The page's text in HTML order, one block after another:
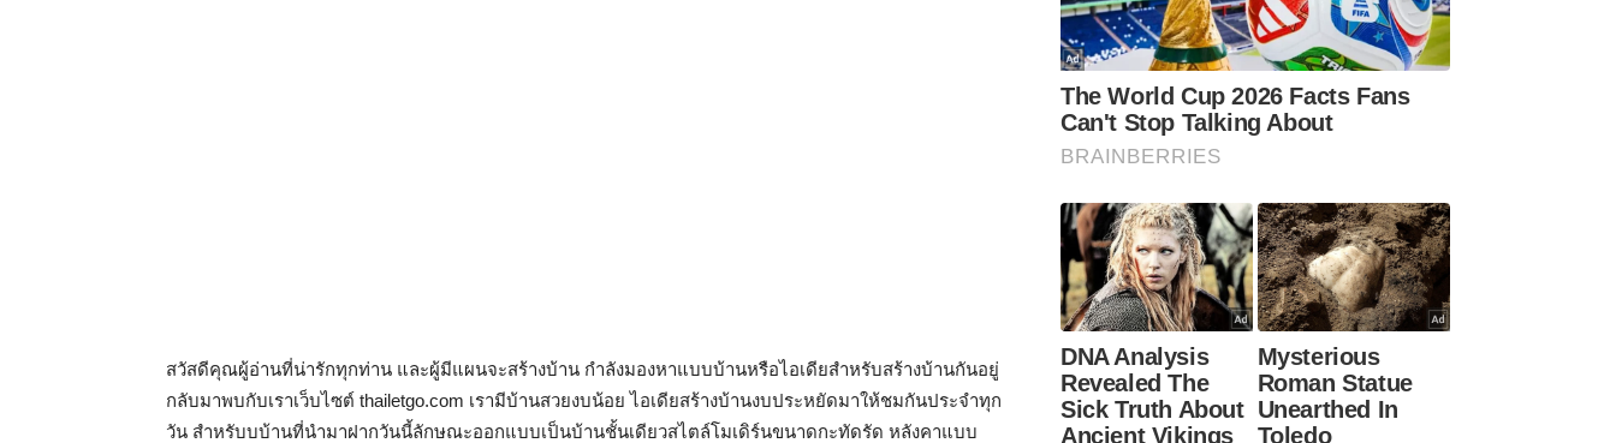
สวัสดีคุณผู้อ่านที่น่ารักทุกท่าน และผู้มีแผนจะสร้างบ้าน กำลังมองหาแบบบ้านหรือไอเดียสำหรับสร้างบ้านกันอยู่
กลับมาพบกับเราเว็บไซต์ thailetgo.com เรามีบ้านสวยงบน้อย ไอเดียสร้างบ้านงบประหยัดมาให้ชมกันประจำทุก
วัน สำหรับบบ้านที่นำมาฝากวันนี้ลักษณะออกแบบเป็นบ้านชั้นเดียวสไตล์โมเดิร์นขนาดกะทัดรัด หลังคาแบบ